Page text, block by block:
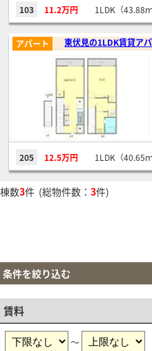
103 11.2万円 1LDK（43.88
東伏見の1LDK賃貸ア
アパート
205 12.5万円 1LDK（40.65
棟数3件 (総物件数： 3件)
条件を絞り込む
賃料
～